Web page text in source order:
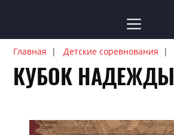
Главная Детские соревнования
КУБОК НАДЕЖДЫ